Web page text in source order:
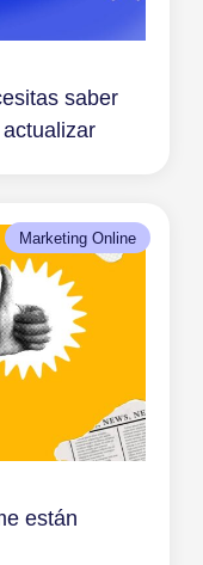
saber
Marketing Online
están